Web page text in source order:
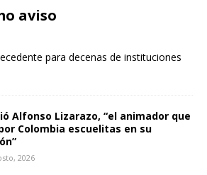
aviso
para decenas de instituciones
Alfonso Lizarazo, “el animador que
Colombia escuelitas en su
2026